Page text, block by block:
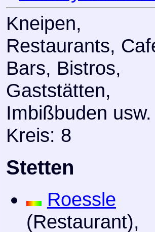
Kneipen,
Restaurants,
Bars, Bistros,
Gaststätten,
Imbißbuden
Kreis: 8
Stetten
Roessle
(Restaurant),